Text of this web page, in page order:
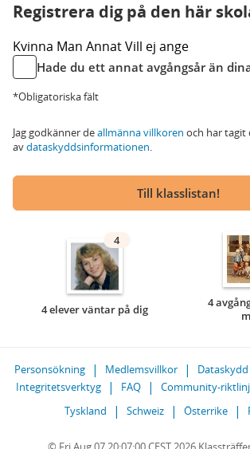
Registrera dig på den här
Kvinna Man AnnatVill ej ange
Hade du ett annat avgångsår än
*Obligatoriska fält
Jag godkänner deallmänna villkoren och har tagit
avdataskyddsinformationen.
Till klasslistan!
4
4 elever väntar på dig
4
Personsökning Medlemsvillkor Dataskydd
Integritetsverktyg
FAQ Community-
Tyskland
Schweiz Österrike